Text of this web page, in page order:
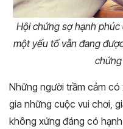
Hội chứng sợ hạnh
một yếu tố vẫn đang
Những người trầm cảm
gia những cuộc vui chơi,
không xứng đáng có